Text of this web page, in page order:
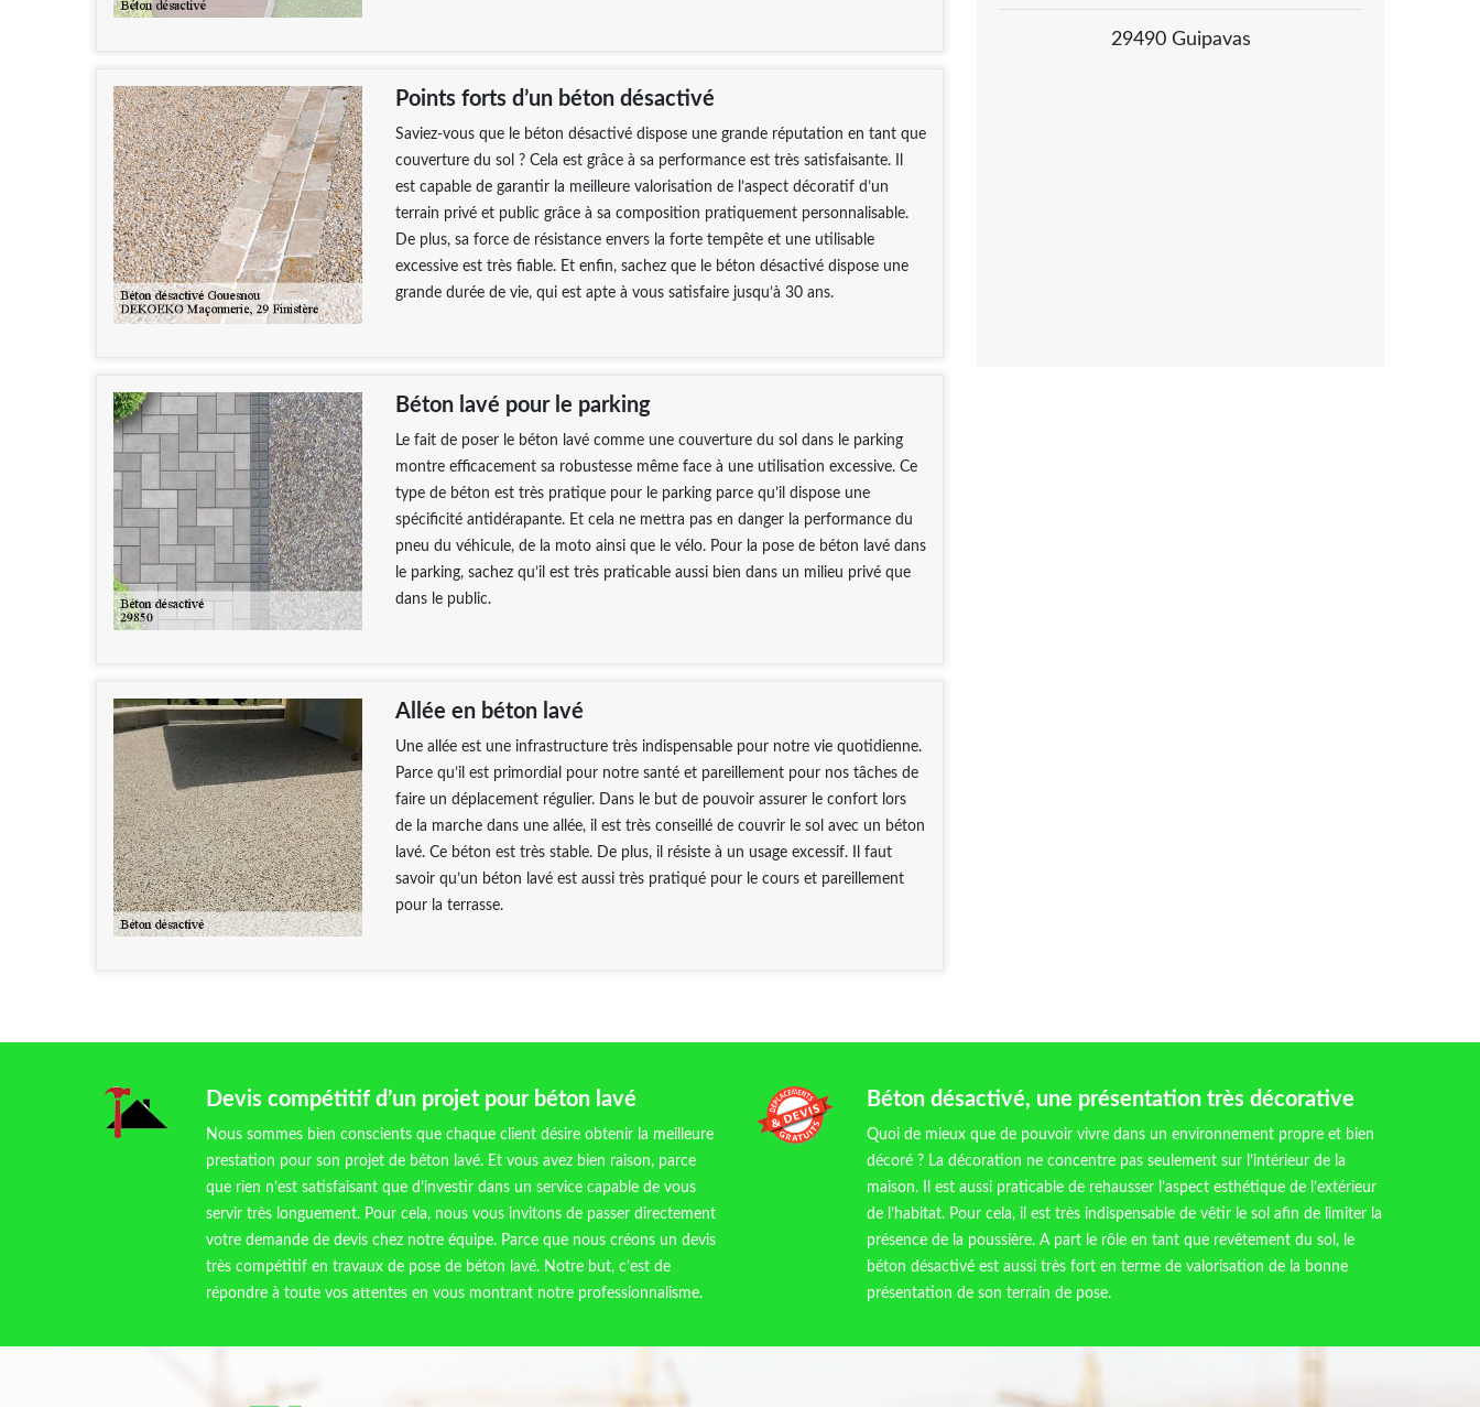
Points forts d’un béton désactivé
Saviez-vous que le béton désactivé dispose une grande réputation en tant que
couverture du sol ? Cela est grâce à sa performance est très satisfaisante. Il
est capable de garantir la meilleure valorisation de l’aspect décoratif d’un
terrain privé et public grâce à sa composition pratiquement personnalisable.
De plus, sa force de résistance envers la forte tempête et une utilisable
excessive est très fiable. Et enfin, sachez que le béton désactivé dispose une
grande durée de vie, qui est apte à vous satisfaire jusqu’à 30 ans.
Béton lavé pour le parking
Le fait de poser le béton lavé comme une couverture du sol dans le parking
montre efficacement sa robustesse même face à une utilisation excessive. Ce
type de béton est très pratique pour le parking parce qu’il dispose une
spécificité antidérapante. Et cela ne mettra pas en danger la performance du
pneu du véhicule, de la moto ainsi que le vélo. Pour la pose de béton lavé dans
le parking, sachez qu’il est très praticable aussi bien dans un milieu privé que
dans le public.
Allée en béton lavé
Une allée est une infrastructure très indispensable pour notre vie quotidienne.
Parce qu’il est primordial pour notre santé et pareillement pour nos tâches de
faire un déplacement régulier. Dans le but de pouvoir assurer le confort lors
de la marche dans une allée, il est très conseillé de couvrir le sol avec un béton
lavé. Ce béton est très stable. De plus, il résiste à un usage excessif. Il faut
savoir qu’un béton lavé est aussi très pratiqué pour le cours et pareillement
pour la terrasse.
29490 Guipavas
Devis compétitif d’un projet pour béton lavé
Nous sommes bien conscients que chaque client désire obtenir la meilleure
prestation pour son projet de béton lavé. Et vous avez bien raison, parce
que rien n’est satisfaisant que d’investir dans un service capable de vous
servir très longuement. Pour cela, nous vous invitons de passer directement
votre demande de devis chez notre équipe. Parce que nous créons un devis
très compétitif en travaux de pose de béton lavé. Notre but, c’est de
répondre à toute vos attentes en vous montrant notre professionnalisme.
Béton désactivé, une présentation très décorative
Quoi de mieux que de pouvoir vivre dans un environnement propre et bien
décoré ? La décoration ne concentre pas seulement sur l’intérieur de la
maison. Il est aussi praticable de rehausser l’aspect esthétique de l’extérieur
de l’habitat. Pour cela, il est très indispensable de vêtir le sol afin de limiter la
présence de la poussière. A part le rôle en tant que revêtement du sol, le
béton désactivé est aussi très fort en terme de valorisation de la bonne
présentation de son terrain de pose.